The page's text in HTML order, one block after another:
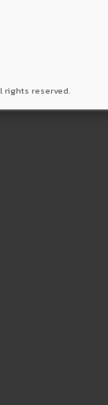
rights reserved.